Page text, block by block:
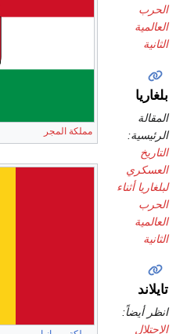
مملكة المجر
الحرب
العالمية
الثانية
بلغاريا
المقالة
الرئيسية:
التاريخ
العسكري
لبلغاريا أثناء
الحرب
العالمية
الثانية
تايلاند
انظر أيضاً:
الإحتلال